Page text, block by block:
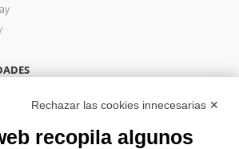
Rechazar las cookies innecesarias ✕
recopila algunos